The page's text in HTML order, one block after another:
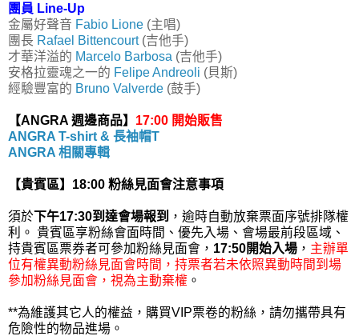
團員 Line-Up
金屬好聲音 Fabio Lione (主唱)
團長 Rafael Bittencourt(吉他手)
才華洋溢的 Marcelo Barbosa (吉他手)
安格拉靈魂之一的 Felipe Andreoli (貝斯)
經驗豐富的 Bruno Valverde (鼓手)
【ANGRA 週邊商品】 17:00 開始販售
ANGRA T-shirt & 長袖帽T
ANGRA 相關專輯
【貴賓區】18:00 粉絲見面會注意事項
須於下午17:30到達會場報到 ，逾時自動放棄票面序號排隊權
利。 貴賓區享粉絲會面時間、優先入場、會場最前段區域、
持貴賓區票券者可參加粉絲見面會， 17:50開始入場 ， 主辦單
位有權異動粉絲見面會時間，持票者若未依照異動時間到場
參加粉絲見面會，視為主動棄權 。
**為維護其它人的權益，購買VIP票卷的粉絲，請勿攜帶具有
危險性的物品進場。